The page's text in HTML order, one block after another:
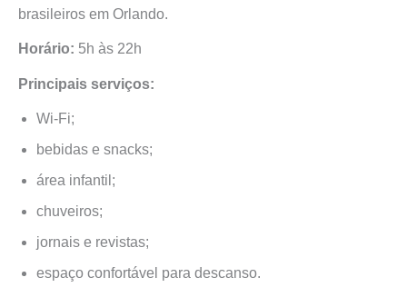
brasileiros em Orlando.
Horário: 5h às 22h
Principais serviços:
Wi-Fi;
bebidas e snacks;
área infantil;
chuveiros;
jornais e revistas;
espaço confortável para descanso.